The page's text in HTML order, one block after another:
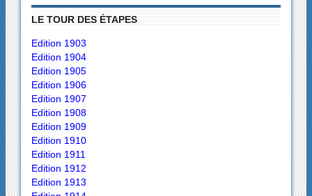
LE TOUR DES ÉTAPES
Edition 1903
Edition 1904
Edition 1905
Edition 1906
Edition 1907
Edition 1908
Edition 1909
Edition 1910
Edition 1911
Edition 1912
Edition 1913